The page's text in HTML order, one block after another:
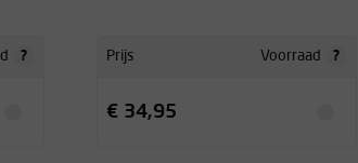
? Prijs Voorraad ?
€ 34,95